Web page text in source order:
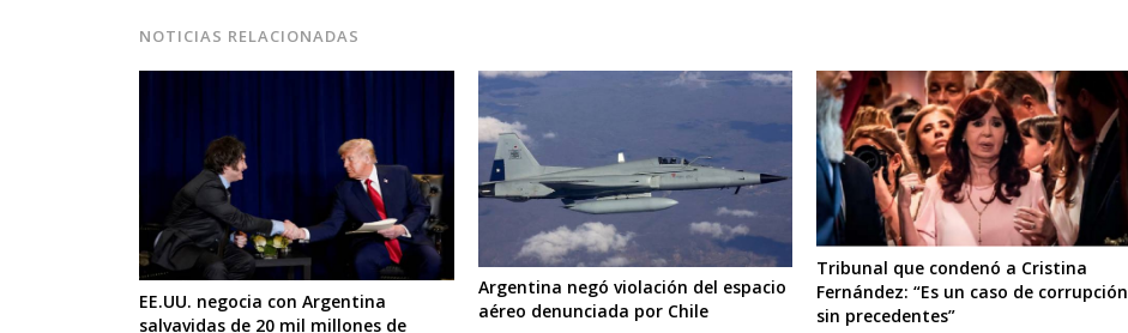
NOTICIAS RELACIONADAS
EE.UU. negocia con Argentina
salvavidas de 20 mil millones de
Argentina negó violación del espacio
aéreo denunciada por Chile
Tribunal que condenó a Cristina
Fernández: “Es un caso de corrupción
sin precedentes”